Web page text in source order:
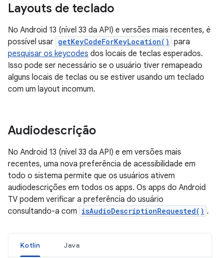
Layouts de teclado
No Android 13 (nível 33 da API) e versões mais recentes, é
possível usar getKeyCodeForKeyLocation() para
pesquisar os keycodes dos locais de teclas esperados.
Isso pode ser necessário se o usuário tiver remapeado
alguns locais de teclas ou se estiver usando um teclado
com um layout incomum.
Audiodescrição
No Android 13 (nível 33 da API) e em versões mais
recentes, uma nova preferência de acessibilidade em
todo o sistema permite que os usuários ativem
audiodescrições em todos os apps. Os apps do Android
TV podem verificar a preferência do usuário
consultando-a com isAudioDescriptionRequested() .
Kotlin Java